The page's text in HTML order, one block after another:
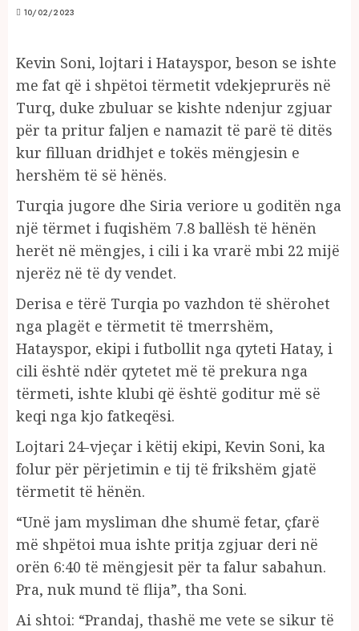
10/02/2023
Kevin Soni, lojtari i Hatayspor, beson se ishte
me fat që i shpëtoi tërmetit vdekjeprurës në
Turq, duke zbuluar se kishte ndenjur zgjuar
për ta pritur faljen e namazit të parë të ditës
kur filluan dridhjet e tokës mëngjesin e
hershëm të së hënës.
Turqia jugore dhe Siria veriore u goditën nga
një tërmet i fuqishëm 7.8 ballësh të hënën
herët në mëngjes, i cili i ka vrarë mbi 22 mijë
njerëz në të dy vendet.
Derisa e tërë Turqia po vazhdon të shërohet
nga plagët e tërmetit të tmerrshëm,
Hatayspor, ekipi i futbollit nga qyteti Hatay, i
cili është ndër qytetet më të prekura nga
tërmeti, ishte klubi që është goditur më së
keqi nga kjo fatkeqësi.
Lojtari 24-vjeçar i këtij ekipi, Kevin Soni, ka
folur për përjetimin e tij të frikshëm gjatë
tërmetit të hënën.
“Unë jam mysliman dhe shumë fetar, çfarë
më shpëtoi mua ishte pritja zgjuar deri në
orën 6:40 të mëngjesit për ta falur sabahun.
Pra, nuk mund të flija”, tha Soni.
Ai shtoi: “Prandaj, thashë me vete se sikur të